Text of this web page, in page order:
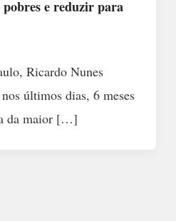
e reduzir para
Ricardo Nunes
últimos dias, 6 meses
da maior […]